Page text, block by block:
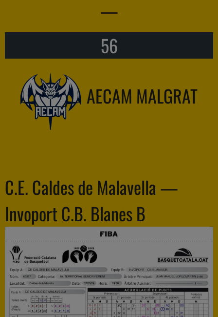
—
56
AECAM MALGRAT
C.E. Caldes de Malavella —
Invoport C.B. Blanes B